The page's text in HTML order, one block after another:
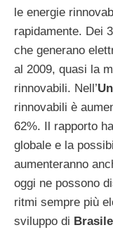
le energie
rapidamente. Dei
che generano
al 2009, quasi la
rinnovabili. Nell’
rinnovabili è
62%. Il rapporto
globale e la
aumenteranno
oggi ne possono
ritmi sempre più
sviluppo di Brasile